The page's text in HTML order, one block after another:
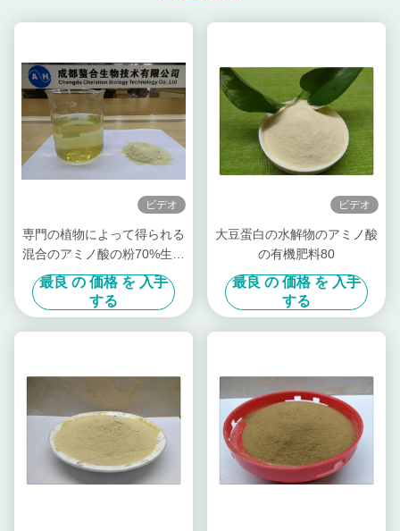
ビデオ
専門の植物によって得られる
混合のアミノ酸の粉70%生物
的肥料
最良 の 価格 を 入手
する
ビデオ
大豆蛋白の水解物のアミノ酸
の有機肥料80
最良 の 価格 を 入手
する